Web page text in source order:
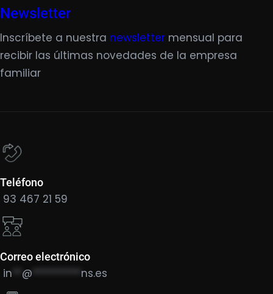
Newsletter
Inscríbete a nuestra newsletter mensual para
recibir las últimas novedades de la empresa
familiar
Teléfono
93 467 21 59
Correo electrónico
in @ ********** ns.es